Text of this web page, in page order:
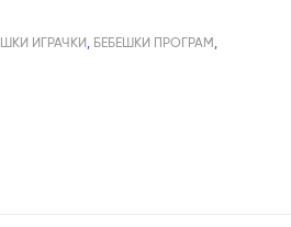
ИГРАЧКИ, БЕБЕШКИ ПРОГРАМ,